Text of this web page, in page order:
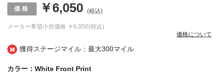
獲得ステージマイル：最大300マイル
メーカー希望小売価格 ￥6,050(税込)
￥6,050 (税込)
価格について
カラー：White Front Print